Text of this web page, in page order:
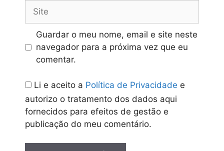
Site
Guardar o meu nome, email e site neste
navegador para a próxima vez que eu
comentar.
Li e aceito a Política de Privacidade e
autorizo o tratamento dos dados aqui
fornecidos para efeitos de gestão e
publicação do meu comentário.